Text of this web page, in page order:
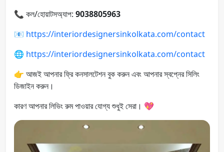
📞 কল/হোয়াটসঅ্যাপ: 9038805963
📧 https://interiordesignersinkolkata.com/contact
🌐 https://interiordesignersinkolkata.com/contact
👉 আজই আপনার ফ্রি কনসালটেশন বুক করুন এবং আপনার স্বপ্নের সিলিং
ডিজাইন করুন।
কারণ আপনার লিভিং রুম পাওয়ার যোগ্য শুধুই সেরা। 💖